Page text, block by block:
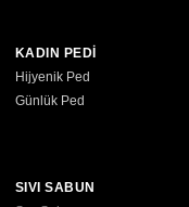
KADIN PEDİ
Hijyenik Ped
Günlük Ped
SIVI SABUN